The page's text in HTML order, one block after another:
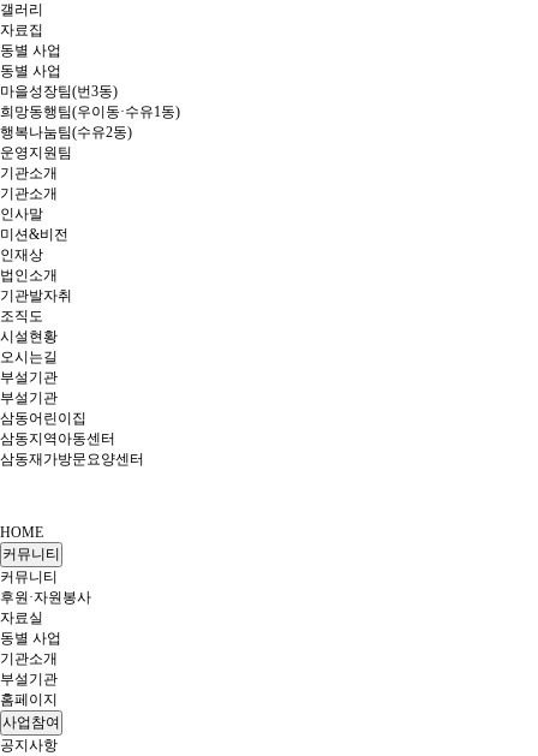
갤러리
자료집
동별 사업
동별 사업
마을성장팀(번3동)
희망동행팀(우이동·수유1동)
행복나눔팀(수유2동)
운영지원팀
기관소개
기관소개
인사말
미션&비전
인재상
법인소개
기관발자취
조직도
시설현황
오시는길
부설기관
부설기관
삼동어린이집
삼동지역아동센터
삼동재가방문요양센터
HOME
커뮤니티
커뮤니티
후원·자원봉사
자료실
동별 사업
기관소개
부설기관
홈페이지
사업참여
공지사항